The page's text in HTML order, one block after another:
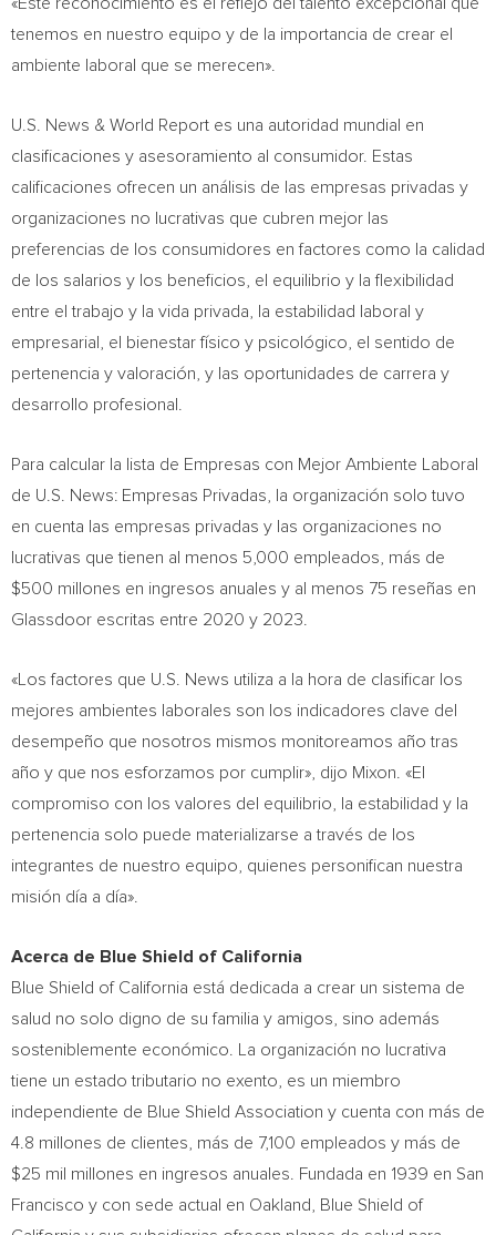
tenemos en nuestro equipo y de la importancia de crear el
ambiente laboral que se merecen».
U.S. News & World Report es una autoridad mundial en
clasificaciones y asesoramiento al consumidor. Estas
calificaciones ofrecen un análisis de las empresas privadas y
organizaciones no lucrativas que cubren mejor las
preferencias de los consumidores en factores como la calidad
de los salarios y los beneficios, el equilibrio y la flexibilidad
entre el trabajo y la vida privada, la estabilidad laboral y
empresarial, el bienestar físico y psicológico, el sentido de
pertenencia y valoración, y las oportunidades de carrera y
desarrollo profesional.
Para calcular la lista de Empresas con Mejor Ambiente Laboral
de U.S. News: Empresas Privadas, la organización solo tuvo
en cuenta las empresas privadas y las organizaciones no
lucrativas que tienen al menos 5,000 empleados, más de
$500 millones en ingresos anuales y al menos 75 reseñas en
Glassdoor escritas entre 2020 y 2023.
«Los factores que U.S. News utiliza a la hora de clasificar los
mejores ambientes laborales son los indicadores clave del
desempeño que nosotros mismos monitoreamos año tras
año y que nos esforzamos por cumplir», dijo Mixon. «El
compromiso con los valores del equilibrio, la estabilidad y la
pertenencia solo puede materializarse a través de los
integrantes de nuestro equipo, quienes personifican nuestra
misión día a día».
Acerca de Blue Shield of California
Blue Shield of California está dedicada a crear un sistema de
salud no solo digno de su familia y amigos, sino además
sosteniblemente económico. La organización no lucrativa
tiene un estado tributario no exento, es un miembro
independiente de Blue Shield Association y cuenta con más de
4.8 millones de clientes, más de 7,100 empleados y más de
$25 mil millones en ingresos anuales. Fundada en 1939 en San
Francisco y con sede actual en Oakland
, Blue Shield of